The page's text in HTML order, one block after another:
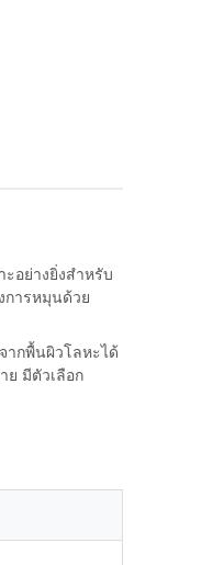
อย่างยิ่งสำหรับ
การหมุนด้วย
ากพื้นผิวโลหะได้
ย มีตัวเลือก